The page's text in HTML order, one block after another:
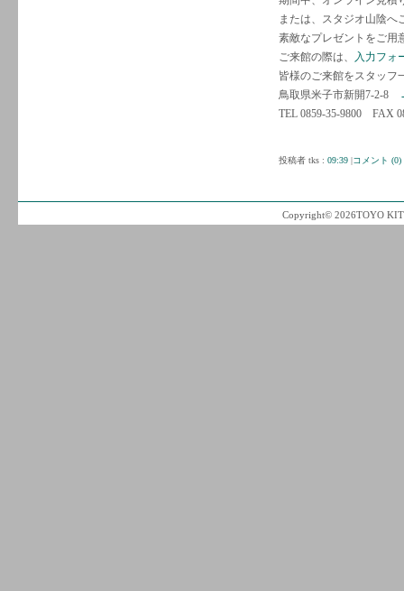
または、スタジオ山陰へ
素敵なプレゼントをご用
ご来館の際は、
入力フォ
皆様のご来館をスタッフ
鳥取県米子市新開7-2-8
TEL 0859-35-9800 FAX
投稿者 tks : 09:39 コメント (0)
Copyright© 2026TOYO